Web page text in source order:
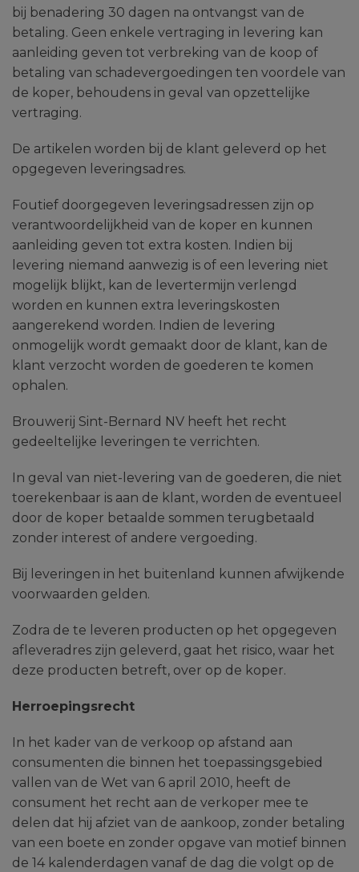
bij benadering 30 dagen na ontvangst van de
betaling. Geen enkele vertraging in levering kan
aanleiding geven tot verbreking van de koop of
betaling van schadevergoedingen ten voordele van
de koper, behoudens in geval van opzettelijke
vertraging.
De artikelen worden bij de klant geleverd op het
opgegeven leveringsadres.
Foutief doorgegeven leveringsadressen zijn op
verantwoordelijkheid van de koper en kunnen
aanleiding geven tot extra kosten. Indien bij
levering niemand aanwezig is of een levering niet
mogelijk blijkt, kan de levertermijn verlengd
worden en kunnen extra leveringskosten
aangerekend worden. Indien de levering
onmogelijk wordt gemaakt door de klant, kan de
klant verzocht worden de goederen te komen
ophalen.
Brouwerij Sint-Bernard NV heeft het recht
gedeeltelijke leveringen te verrichten.
In geval van niet-levering van de goederen, die niet
toerekenbaar is aan de klant, worden de eventueel
door de koper betaalde sommen terugbetaald
zonder interest of andere vergoeding.
Bij leveringen in het buitenland kunnen afwijkende
voorwaarden gelden.
Zodra de te leveren producten op het opgegeven
afleveradres zijn geleverd, gaat het risico, waar het
deze producten betreft, over op de koper.
Herroepingsrecht
In het kader van de verkoop op afstand aan
consumenten die binnen het toepassingsgebied
vallen van de Wet van 6 april 2010, heeft de
consument het recht aan de verkoper mee te
delen dat hij afziet van de aankoop, zonder betaling
van een boete en zonder opgave van motief binnen
de 14 kalenderdagen vanaf de dag die volgt op de